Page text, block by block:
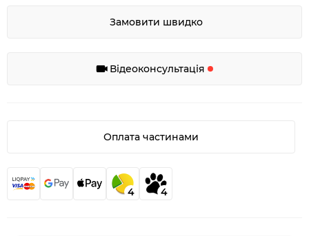
Замовити швидко
Відеоконсультація
Оплата частинами
4 4